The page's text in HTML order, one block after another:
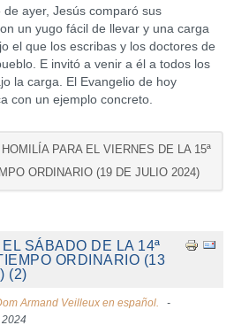
ayer, Jesús comparó sus
un yugo fácil de llevar y una carga
el que los escribas y los doctores de
E invitó a venir a él a todos los
la carga. El Evangelio de hoy
con un ejemplo concreto.
PARA EL VIERNES DE LA 15ª
ORDINARIO (19 DE JULIO 2024)
SÁBADO DE LA 14ª
ORDINARIO (13
(2)
Armand Veilleux en español.